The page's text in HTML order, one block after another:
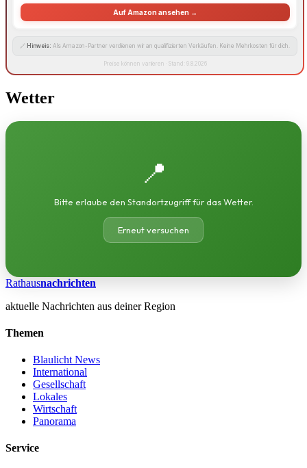
Auf Amazon ansehen →
🔗 Hinweis: Als Amazon-Partner verdienen wir an qualifizierten Verkäufen. Keine Mehrkosten für dich.
Preise können variieren · Stand: 9.8.2026
Wetter
📍
Bitte erlaube den Standortzugriff für das Wetter.
Erneut versuchen
Rathausnachrichten
aktuelle Nachrichten aus deiner Region
Themen
Blaulicht News
International
Gesellschaft
Lokales
Wirtschaft
Panorama
Service